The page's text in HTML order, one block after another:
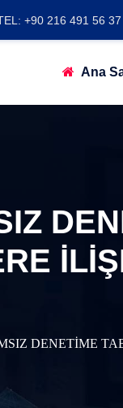
+90 216 491 56 37
Ana
DENETİME